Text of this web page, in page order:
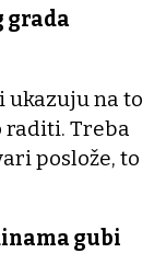
grada
ukazuju na to
raditi. Treba
poslože, to
gubi